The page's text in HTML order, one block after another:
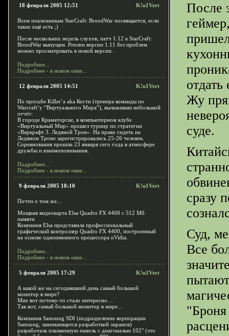
18 февраля 2005 12:51 K!u1Vert
Всем поклонникам StarCraft: BroodWar посвящается, если
такие ещё есть ;)
После нескольких недель слухов, патч 1.12 к StarCraft:
BroodWar выпущен. Реплеи версии 1.11 без проблем
можно просматривать в новой версии.
Подробнее...
Подробнее - в новом окне...
12 февраля 2005 14:51 K!u1Vert
По просьбе Killer’a aka Кости (тренера команды по
Warcraft’y “Виртуального Мира”), вылаживаю небольшой
отчёт:
В городе Краматорске, в компьютерном клубе
«Виртуальный Мир» прошел турнир по стратегии
«Варкрафт 3. Ледяной Трон». На право сидеть на
Ледяном Троне зарегистрировались 25-26 человек.
Соревнования прошли 23 января сего года в атмосфере
дружбы и взаимопонимания.
Подробнее...
Подробнее - в новом окне...
9 февраля 2005 18:10 K!u1Vert
Почти о том же...
Мощная видеокарта Elsa Quadro FX 4400 с 512 Мб
памяти
Компания Elsa представила профессиональный
графический контроллер Quadro FX 4400, построенный
на основе одноименного процессора nVidia.
Подробнее...
Подробнее - в новом окне...
5 февраля 2005 17:29 K!u1Vert
А какой же на сегодняшний день самый большой
монитор в мире?
Мне вот почему-то стало интересно…
Так вот, cамый большой монитор в мире...
Компания Samsung SDI (подразделение корпорации
Samsung, занимающееся разработкой экранов)
разработала плазменную панель с диагональю 102" (это
После
Жу
суде.
сразу
Суд,
Все